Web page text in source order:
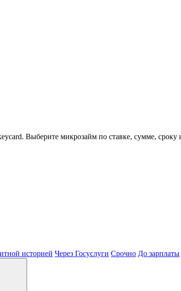
Выберите микрозайм по ставке, сумме,
историей Через Госуслуги Срочно До зарплаты